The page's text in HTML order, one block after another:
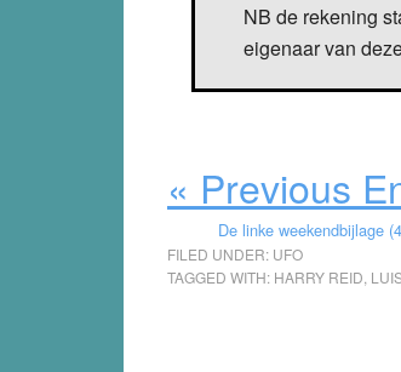
NB de rekening
eigenaar van
« Previous
De linke weekendbijlage
FILED UNDER: UFO
TAGGED WITH: HARRY REID